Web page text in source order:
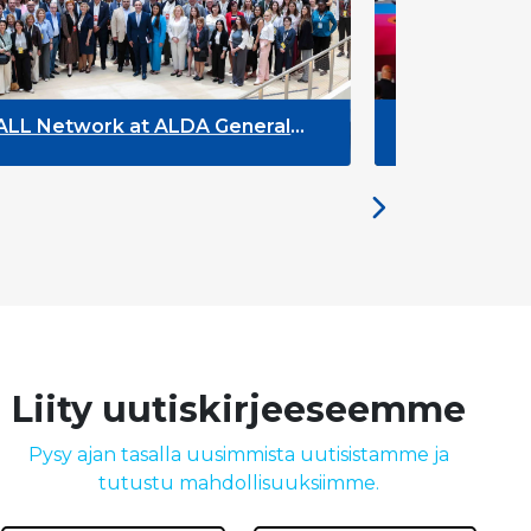
at ALDA General
DYPALL Network at
Liity uutiskirjeeseemme
Pysy ajan tasalla uusimmista uutisistamme ja
tutustu mahdollisuuksiimme.